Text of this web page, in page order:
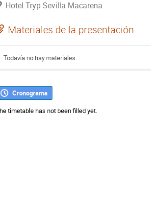
Hotel Tryp Sevilla Macarena
Materiales de la presentación
Todavía no hay materiales.
Cronograma
timetable has not been filled yet.